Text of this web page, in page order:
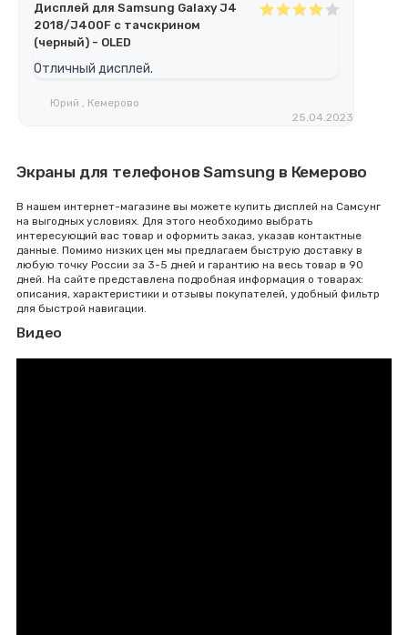
Дисплей для Samsung Galaxy J4
2018/J400F с тачскрином
(черный) - OLED
Отличный дисплей.
Юрий , Кемерово
25.04.2023
Экраны для телефонов Samsung в Кемерово
В нашем интернет-магазине вы можете купить дисплей на Самсунг
на выгодных условиях. Для этого необходимо выбрать
интересующий вас товар и оформить заказ, указав контактные
данные. Помимо низких цен мы предлагаем быструю доставку в
любую точку России за 3-5 дней и гарантию на весь товар в 90
дней. На сайте представлена подробная информация о товарах:
описания, характеристики и отзывы покупателей, удобный фильтр
для быстрой навигации.
Видео